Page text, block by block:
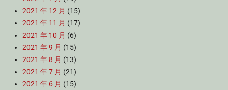
2021 年 12 月 (15)
2021 年 11 月 (17)
2021 年 10 月 (6)
2021 年 9 月 (15)
2021 年 8 月 (13)
2021 年 7 月 (21)
2021 年 6 月 (15)